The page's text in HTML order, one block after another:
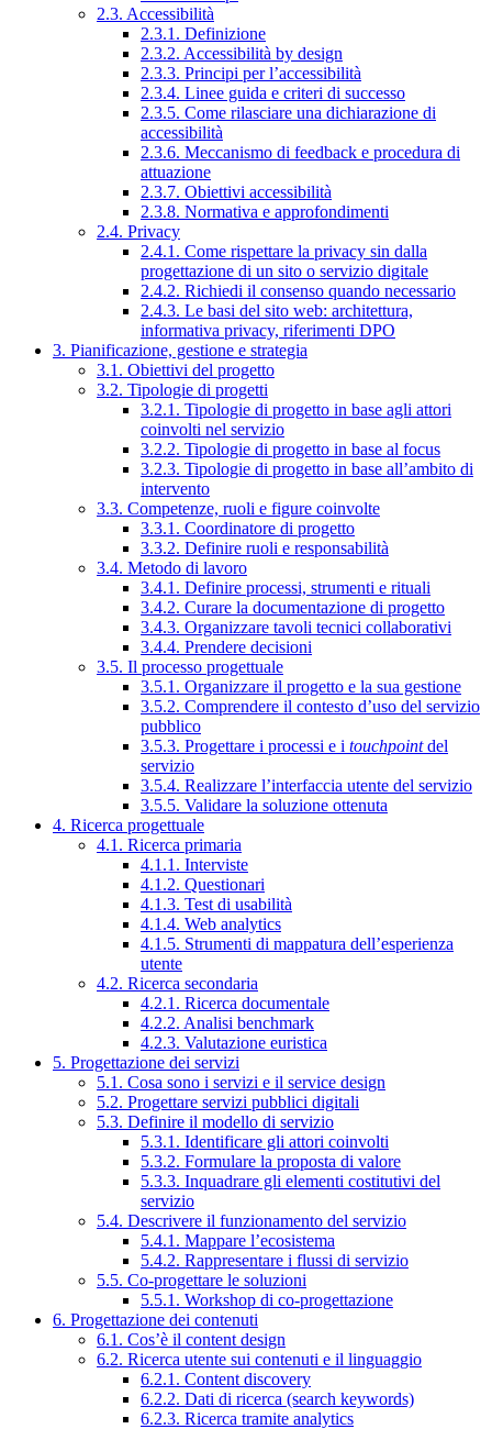
2.3. Accessibilità
2.3.1. Definizione
2.3.2. Accessibilità by design
2.3.3. Principi per l’accessibilità
2.3.4. Linee guida e criteri di successo
2.3.5. Come rilasciare una dichiarazione di
accessibilità
2.3.6. Meccanismo di feedback e procedura di
attuazione
2.3.7. Obiettivi accessibilità
2.3.8. Normativa e approfondimenti
2.4. Privacy
2.4.1. Come rispettare la privacy sin dalla
progettazione di un sito o servizio digitale
2.4.2. Richiedi il consenso quando necessario
2.4.3. Le basi del sito web: architettura,
informativa privacy, riferimenti DPO
3. Pianificazione, gestione e strategia
3.1. Obiettivi del progetto
3.2. Tipologie di progetti
3.2.1. Tipologie di progetto in base agli attori
coinvolti nel servizio
3.2.2. Tipologie di progetto in base al focus
3.2.3. Tipologie di progetto in base all’ambito di
intervento
3.3. Competenze, ruoli e figure coinvolte
3.3.1. Coordinatore di progetto
3.3.2. Definire ruoli e responsabilità
3.4. Metodo di lavoro
3.4.1. Definire processi, strumenti e rituali
3.4.2. Curare la documentazione di progetto
3.4.3. Organizzare tavoli tecnici collaborativi
3.4.4. Prendere decisioni
3.5. Il processo progettuale
3.5.1. Organizzare il progetto e la sua gestione
3.5.2. Comprendere il contesto d’uso del servizio
pubblico
3.5.3. Progettare i processi e i touchpointdel
servizio
3.5.4. Realizzare l’interfaccia utente del servizio
3.5.5. Validare la soluzione ottenuta
4. Ricerca progettuale
4.1. Ricerca primaria
4.1.1. Interviste
4.1.2. Questionari
4.1.3. Test di usabilità
4.1.4. Web analytics
4.1.5. Strumenti di mappatura dell’esperienza
utente
4.2. Ricerca secondaria
4.2.1. Ricerca documentale
4.2.2. Analisi benchmark
4.2.3. Valutazione euristica
5. Progettazione dei servizi
5.1. Cosa sono i servizi e il service design
5.2. Progettare servizi pubblici digitali
5.3. Definire il modello di servizio
5.3.1. Identificare gli attori coinvolti
5.3.2. Formulare la proposta di valore
5.3.3. Inquadrare gli elementi costitutivi del
servizio
5.4. Descrivere il funzionamento del servizio
5.4.1. Mappare l’ecosistema
5.4.2. Rappresentare i flussi di servizio
5.5. Co-progettare le soluzioni
5.5.1. Workshop di co-progettazione
6. Progettazione dei contenuti
6.1. Cos’è il content design
6.2. Ricerca utente sui contenuti e il linguaggio
6.2.1. Content discovery
6.2.2. Dati di ricerca (search keywords)
6.2.3. Ricerca tramite analytics